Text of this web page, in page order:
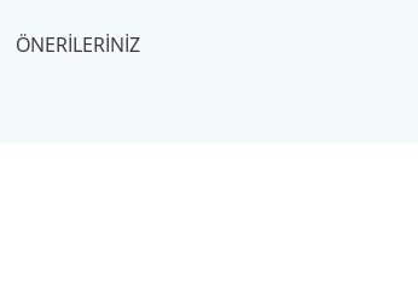
ÖNERILERINIZ